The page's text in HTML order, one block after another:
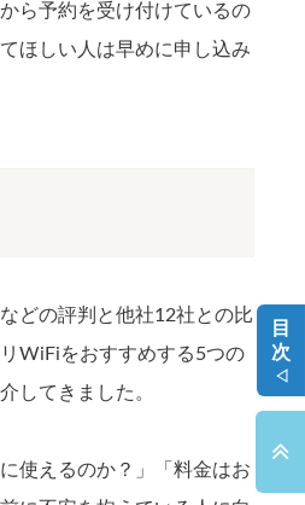
ら予約を受け付けているの
ほしい人は早めに申し込み
どの評判と他社12社との比
WiFiをおすすめする5つの
してきました。
使えるのか？」「料金はお
目
次
◁